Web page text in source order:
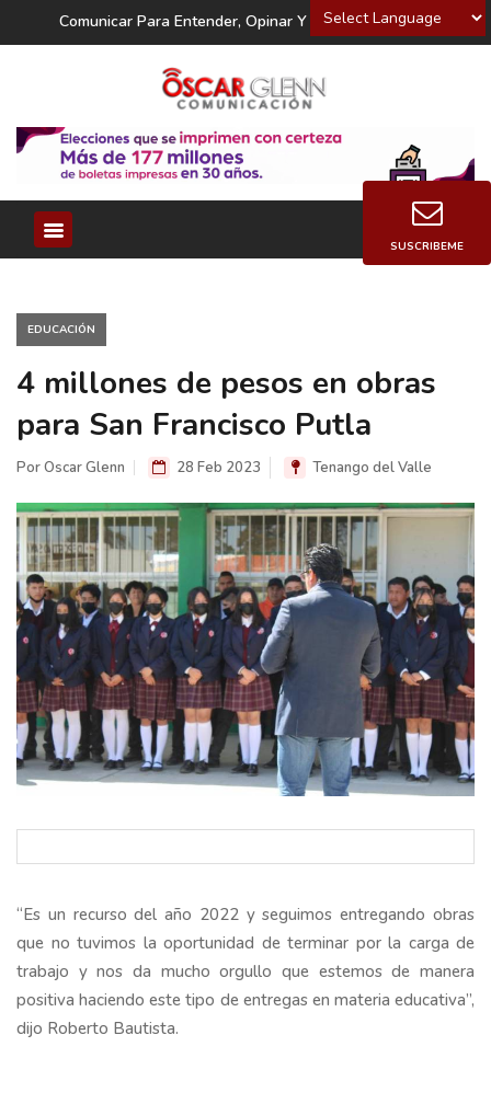
Powered by
Comunicar Para Entender, Opinar Y Decidir
EDUCACIÓN
4 millones de pesos en obras
para San Francisco Putla
Por Oscar Glenn 28 Feb 2023 Tenango del Valle
“Es un recurso del año 2022 y seguimos entregando obras
que no tuvimos la oportunidad de terminar por la carga de
trabajo y nos da mucho orgullo que estemos de manera
positiva haciendo este tipo de entregas en materia educativa”,
dijo Roberto Bautista.
SUSCRIBEME